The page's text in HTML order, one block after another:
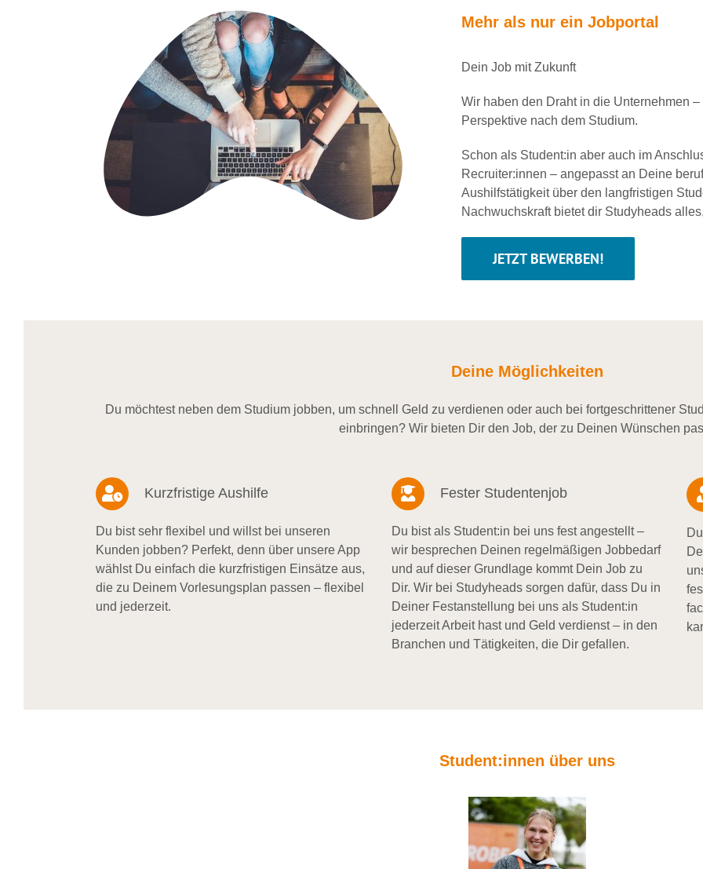
Mehr als nur ein Jobportal
Dein Job mit Zukunft
Wir haben den Draht in die Unternehmen
Perspektive nach dem Studium.
Schon als Student:in aber auch im
Recruiter:innen – angepasst an Deine
Aushilfstätigkeit über den langfristigen
Nachwuchskraft bietet dir Studyheads
JETZT BEWERBEN!
Deine Möglichkeiten
Du möchtest neben dem Studium jobben, um schnell Geld zu verdienen oder auch bei fortgeschrittener
einbringen? Wir bieten Dir den Job, der zu Deinen Wünschen
Kurzfristige Aushilfe
Du bist sehr flexibel und willst bei unseren
Kunden jobben? Perfekt, denn über unsere App
wählst Du einfach die kurzfristigen Einsätze aus,
die zu Deinem Vorlesungsplan passen – flexibel
und jederzeit.
Fester Studentenjob
Du bist als Student:in bei uns fest angestellt –
wir besprechen Deinen regelmäßigen Jobbedarf
und auf dieser Grundlage kommt Dein Job zu
Dir. Wir bei Studyheads sorgen dafür, dass Du in
Deiner Festanstellung bei uns als Student:in
jederzeit Arbeit hast und Geld verdienst – in den
Branchen und Tätigkeiten, die Dir gefallen.
Student:innen über uns